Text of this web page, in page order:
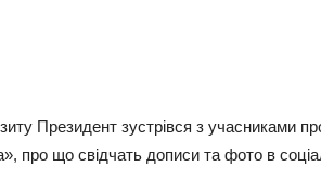
Президент зустрівся з учасниками
про що свідчать дописи та фото в